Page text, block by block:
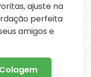
ajuste na
perfeita
amigos e